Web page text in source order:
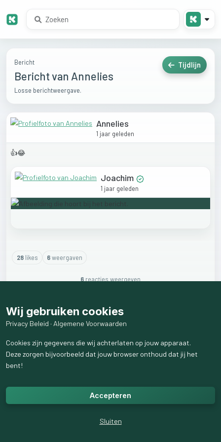
Bericht
Bericht van Annelies
Losse berichtweergave.
Tijdlijn
Annelies
1 jaar geleden
👍😂
Joachim
1 jaar geleden
28likes 6weergaven
6reactiesweergeven
Wij gebruiken cookies
Privacy Beleid · Algemene Voorwaarden
Cookies zijn gegevens die wij achterlaten op jouw apparaat.
Deze zorgen bijvoorbeeld dat jouw browser onthoud dat jij het
bent!
Accepteren
Sluiten